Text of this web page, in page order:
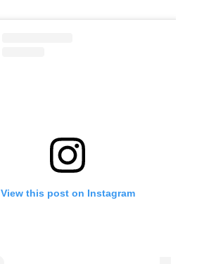
app)
new
View this post on Instagram